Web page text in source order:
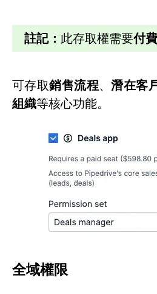
註記： 此存取權需要付
可存取銷售流程、潛在客
組織等核心功能。
全域權限